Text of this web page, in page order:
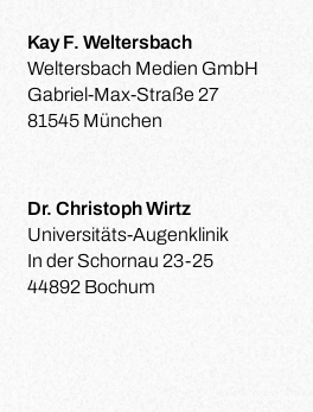
Kay F. Weltersbach
Weltersbach Medien GmbH
Gabriel-Max-Straße 27
81545 München
Dr. Christoph Wirtz
Universitäts-Augenklinik
In der Schornau 23-25
44892 Bochum